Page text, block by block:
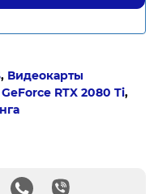
, Видеокарты
RTX 2080 Ti,